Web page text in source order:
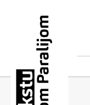
Vizualne
umjetnosti
Teatar